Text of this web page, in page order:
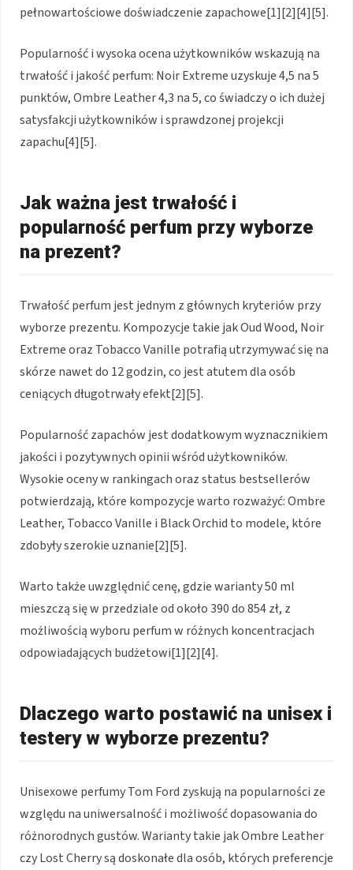
pełnowartościowe doświadczenie zapachowe[1][2][4][5].
Popularność i wysoka ocena użytkowników wskazują na
trwałość i jakość perfum: Noir Extreme uzyskuje 4,5 na 5
punktów, Ombre Leather 4,3 na 5, co świadczy o ich dużej
satysfakcji użytkowników i sprawdzonej projekcji
zapachu[4][5].
Jak ważna jest trwałość i
popularność perfum przy wyborze
na prezent?
Trwałość perfum jest jednym z głównych kryteriów przy
wyborze prezentu. Kompozycje takie jak Oud Wood, Noir
Extreme oraz Tobacco Vanille potrafią utrzymywać się na
skórze nawet do 12 godzin, co jest atutem dla osób
ceniących długotrwały efekt[2][5].
Popularność zapachów jest dodatkowym wyznacznikiem
jakości i pozytywnych opinii wśród użytkowników.
Wysokie oceny w rankingach oraz status bestsellerów
potwierdzają, które kompozycje warto rozważyć: Ombre
Leather, Tobacco Vanille i Black Orchid to modele, które
zdobyły szerokie uznanie[2][5].
Warto także uwzględnić cenę, gdzie warianty 50 ml
mieszczą się w przedziale od około 390 do 854 zł, z
możliwością wyboru perfum w różnych koncentracjach
odpowiadających budżetowi[1][2][4].
Dlaczego warto postawić na unisex i
testery w wyborze prezentu?
Unisexowe perfumy Tom Ford zyskują na popularności ze
względu na uniwersalność i możliwość dopasowania do
różnorodnych gustów. Warianty takie jak Ombre Leather
czy Lost Cherry są doskonałe dla osób, których preferencje